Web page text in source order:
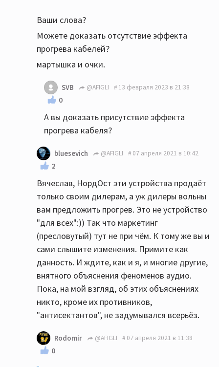
Ваши слова?
Можете доказать отсутствие эффекта
прогрева кабелей?
мартышка и очки.
SVB @AFIGLI 13 февраля 2023 в 21:38
0
А вы доказать присутствие эффекта
прогрева кабеля?
bluesevich @AFIGLI 07 апреля 2021 в 10:42
2
Вячеслав, НордОст эти устройства продаёт
только своим дилерам, а уж дилеры вольны
вам предложить прогрев. Это не устройство
"для всех":)) Так что маркетинг
(пресловутый) тут не при чём. К тому же вы и
сами слышите изменения. Примите как
данность. И ждите, как и я, и многие другие,
внятного объяснения феноменов аудио.
Пока, на мой взгляд, об этих объяснениях
никто, кроме их противников,
"антисектантов", не задумывался всерьёз.
Rodomir @AFIGLI 07 апреля 2021 в 11:38
0